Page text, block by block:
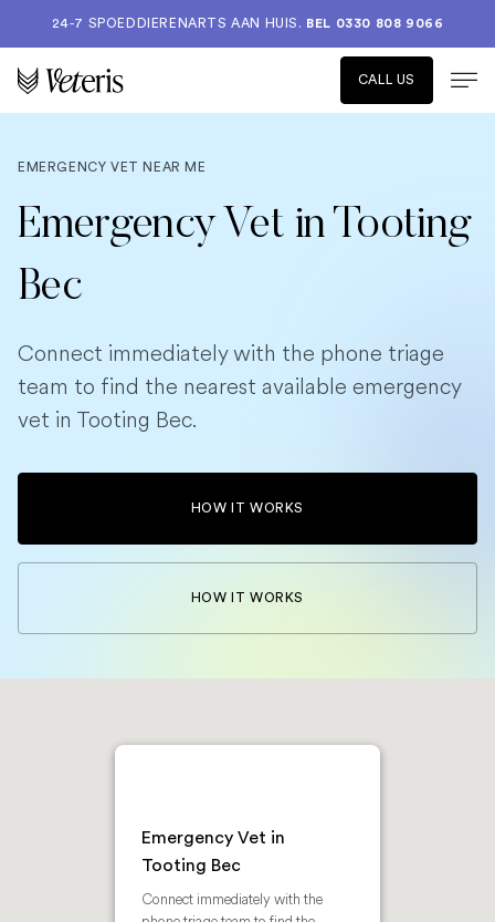
24-7 SPOEDDIERENARTS AAN HUIS. BEL 0330 808 9066
CALL US
EMERGENCY VET NEAR ME
Emergency Vet in Tooting
Bec
Connect immediately with the phone triage
team to find the nearest available emergency
vet in Tooting Bec.
HOW IT WORKS
HOW IT WORKS
Emergency Vet in
Tooting Bec
Connect immediately with the